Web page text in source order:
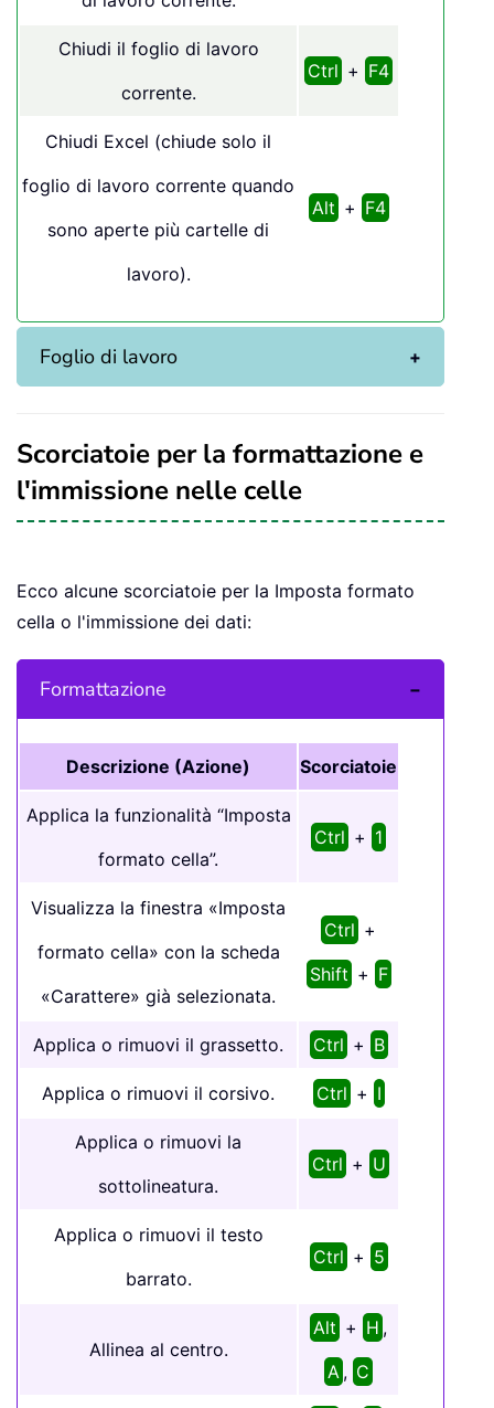
Chiudi il foglio di lavoro
corrente.
Ctrl + F4
Chiudi Excel (chiude solo il
foglio di lavoro corrente quando
sono aperte più cartelle di
lavoro).
Alt + F4
Foglio di lavoro
Scorciatoie per la formattazione e
l'immissione nelle celle
Ecco alcune scorciatoie per la Imposta formato
cella o l'immissione dei dati:
Formattazione
Descrizione (Azione) Scorciatoie
Applica la funzionalità “Imposta
formato cella”.
Ctrl + 1
Visualizza la finestra «Imposta
formato cella» con la scheda
«Carattere» già selezionata.
Ctrl +
Shift + F
Applica o rimuovi il grassetto. Ctrl + B
Applica o rimuovi il corsivo. Ctrl + I
Applica o rimuovi la
sottolineatura.
Ctrl + U
Applica o rimuovi il testo
barrato.
Ctrl + 5
Allinea al centro.
Alt + H ,
A , C